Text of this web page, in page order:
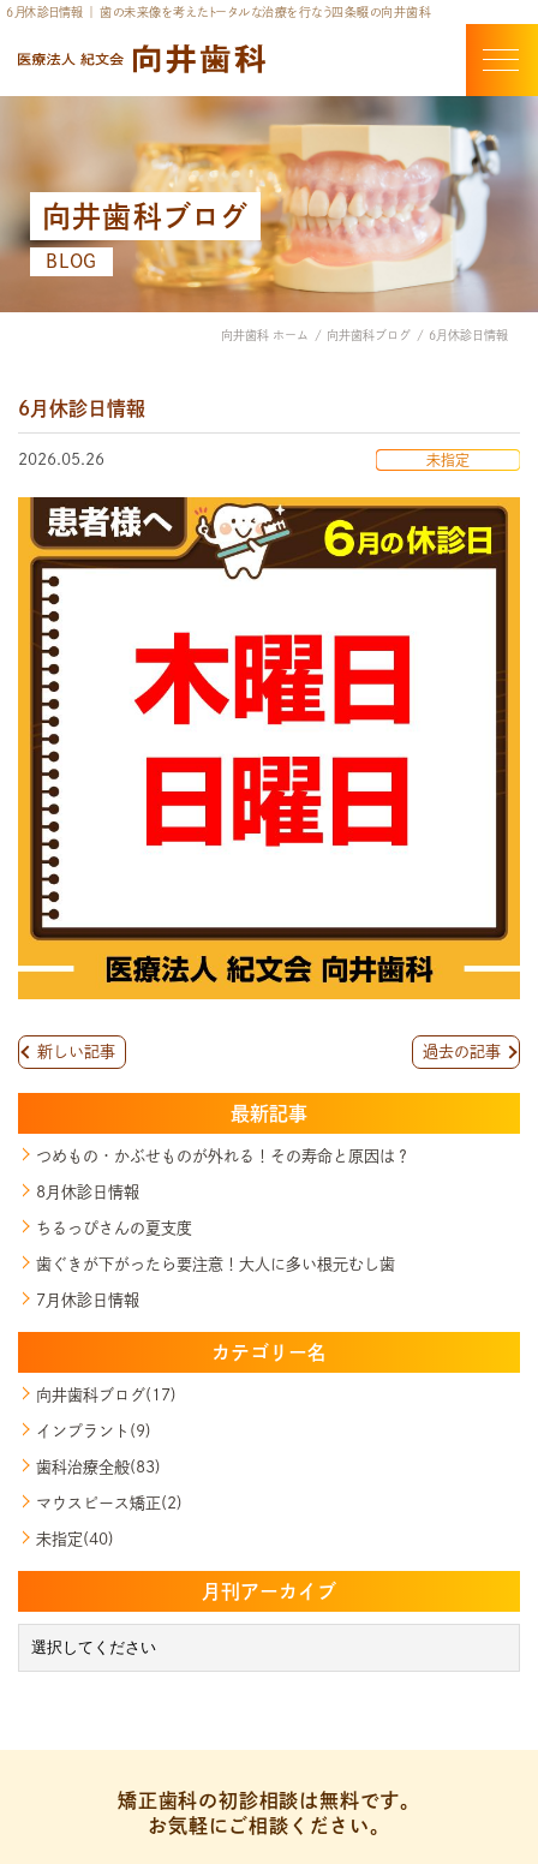
6月休診日情報 ｜ 歯の未来像を考えたトータルな治療を行なう四条畷の向井歯科
向井歯科ブログ
BLOG
向井歯科 ホーム 向井歯科ブログ 6月休診日情報
6月休診日情報
2026.05.26 未指定
新しい記事 過去の記事
最新記事
つめもの・かぶせものが外れる！その寿命と原因は？
8月休診日情報
ちるっぴさんの夏支度
歯ぐきが下がったら要注意！大人に多い根元むし歯
7月休診日情報
カテゴリー名
向井歯科ブログ(17)
インプラント(9)
歯科治療全般(83)
マウスピース矯正(2)
未指定(40)
月刊アーカイブ
矯正歯科の初診相談は無料です。
お気軽にご相談ください。